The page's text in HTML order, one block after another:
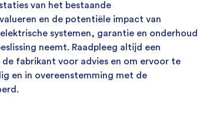
van het bestaande
en de potentiële impact van
systemen, garantie en onderhoud
neemt. Raadpleeg altijd een
fabrikant voor advies en om ervoor te
en in overeenstemming met de